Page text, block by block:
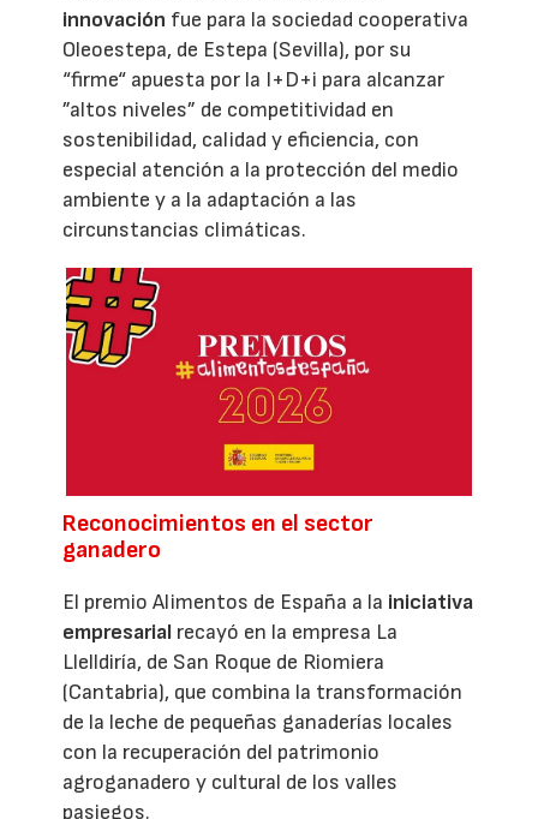
innovación fue para la sociedad cooperativa
Oleoestepa, de Estepa (Sevilla), por su
“firme“ apuesta por la I+D+i para alcanzar
”altos niveles” de competitividad en
sostenibilidad, calidad y eficiencia, con
especial atención a la protección del medio
ambiente y a la adaptación a las
circunstancias climáticas.
Reconocimientos en el sector
ganadero
El premio Alimentos de España a la iniciativa
empresarial recayó en la empresa La
Llelldiría, de San Roque de Riomiera
(Cantabria), que combina la transformación
de la leche de pequeñas ganaderías locales
con la recuperación del patrimonio
agroganadero y cultural de los valles
pasiegos.